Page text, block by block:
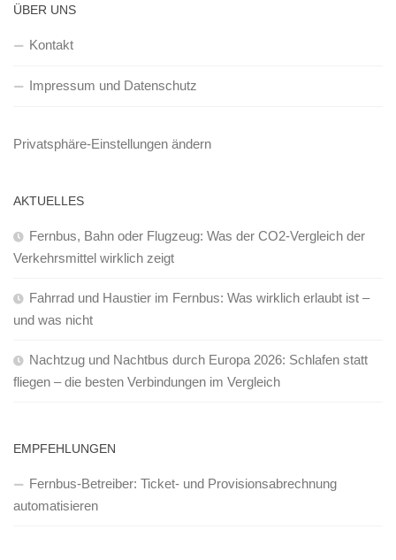
ÜBER UNS
Kontakt
Impressum und Datenschutz
Privatsphäre-Einstellungen ändern
AKTUELLES
Fernbus, Bahn oder Flugzeug: Was der CO2-Vergleich der
Verkehrsmittel wirklich zeigt
Fahrrad und Haustier im Fernbus: Was wirklich erlaubt ist –
und was nicht
Nachtzug und Nachtbus durch Europa 2026: Schlafen statt
fliegen – die besten Verbindungen im Vergleich
EMPFEHLUNGEN
Fernbus-Betreiber: Ticket- und Provisionsabrechnung
automatisieren